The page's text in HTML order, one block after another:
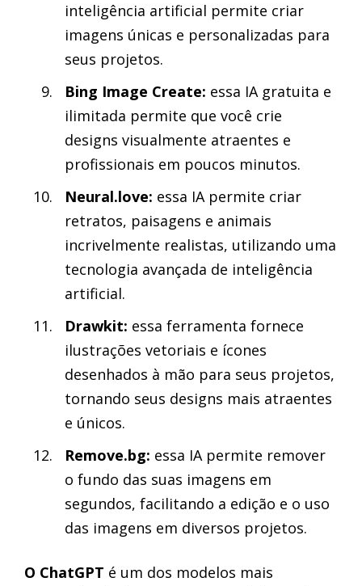
inteligência artificial permite criar
imagens únicas e personalizadas para
seus projetos.
Bing Image Create: essa IA gratuita e
ilimitada permite que você crie
designs visualmente atraentes e
profissionais em poucos minutos.
Neural.love: essa IA permite criar
retratos, paisagens e animais
incrivelmente realistas, utilizando uma
tecnologia avançada de inteligência
artificial.
Drawkit: essa ferramenta fornece
ilustrações vetoriais e ícones
desenhados à mão para seus projetos,
tornando seus designs mais atraentes
e únicos.
Remove.bg: essa IA permite remover
o fundo das suas imagens em
segundos, facilitando a edição e o uso
das imagens em diversos projetos.
O ChatGPT é um dos modelos mais